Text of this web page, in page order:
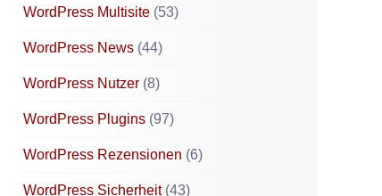
WordPress Multisite (53)
WordPress News (44)
WordPress Nutzer (8)
WordPress Plugins (97)
WordPress Rezensionen (6)
WordPress Sicherheit(43)